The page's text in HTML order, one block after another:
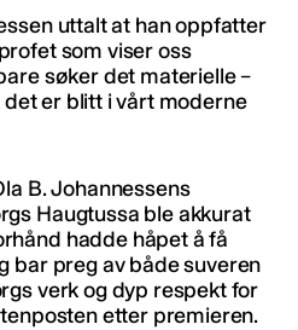
uttalt at han oppfatter
som viser oss
søker det materielle –
det er blitt i vårt moderne
B. Johannessens
Haugtussa ble akkurat
hadde håpet å få
bar preg av både suveren
verk og dyp respekt for
etter premieren.